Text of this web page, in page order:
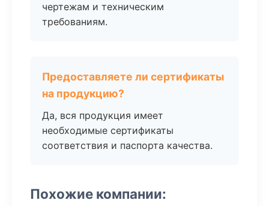
чертежам и техническим
требованиям.
Предоставляете ли сертификаты
на продукцию?
Да, вся продукция имеет
необходимые сертификаты
соответствия и паспорта качества.
Похожие компании: